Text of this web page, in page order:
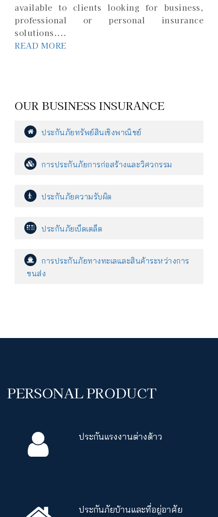
available to clients looking for business,
professional or personal insurance
solutions....
READ MORE
OUR BUSINESS INSURANCE
ประกันภัยทรัพย์สินเชิงพาณิชย์
การประกันภัยการก่อสร้างและวิศวกรรม
ประกันภัยความรับผิด
ประกันภัยเบ็ดเตล็ด
การประกันภัยทางทะเลและสินค้าระหว่างการ
ขนส่ง
PERSONAL PRODUCT
ประกันแรงงานต่างด้าว
ประกันภัยบ้านและที่อยู่อาศัย